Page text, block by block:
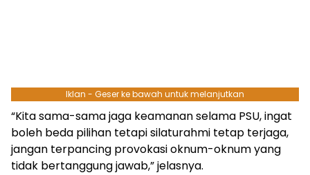
Iklan - Geser ke bawah untuk melanjutkan
“Kita sama-sama jaga keamanan selama PSU, ingat
boleh beda pilihan tetapi silaturahmi tetap terjaga,
jangan terpancing provokasi oknum-oknum yang
tidak bertanggung jawab,” jelasnya.